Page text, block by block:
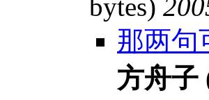
bytes)
那两句
方舟子